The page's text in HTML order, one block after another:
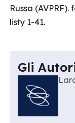
Russa (AVPRF).
listy 1-41.
Gli